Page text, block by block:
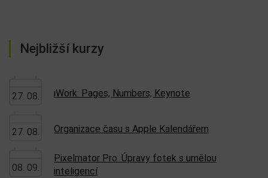
Nejbližší kurzy
27. 08. iWork: Pages, Numbers, Keynote
27. 08. Organizace času s Apple Kalendářem
08. 09.
Pixelmator Pro: Úpravy fotek s umělou
inteligencí